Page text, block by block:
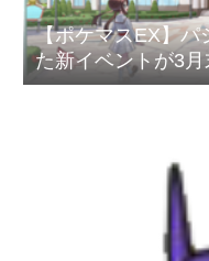
【ポケマスEX】パ
た新イベントが3